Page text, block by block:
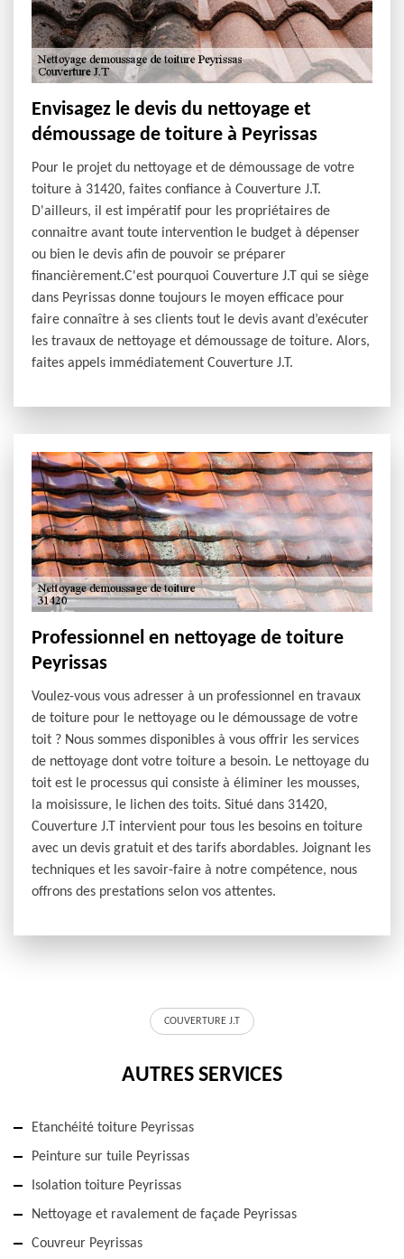
Envisagez le devis du nettoyage et
démoussage de toiture à Peyrissas
Pour le projet du nettoyage et de démoussage de votre
toiture à 31420, faites confiance à Couverture J.T.
D'ailleurs, il est impératif pour les propriétaires de
connaitre avant toute intervention le budget à dépenser
ou bien le devis afin de pouvoir se préparer
financièrement.C'est pourquoi Couverture J.T qui se siège
dans Peyrissas donne toujours le moyen efficace pour
faire connaître à ses clients tout le devis avant d’exécuter
les travaux de nettoyage et démoussage de toiture. Alors,
faites appels immédiatement Couverture J.T.
Professionnel en nettoyage de toiture
Peyrissas
Voulez-vous vous adresser à un professionnel en travaux
de toiture pour le nettoyage ou le démoussage de votre
toit ? Nous sommes disponibles à vous offrir les services
de nettoyage dont votre toiture a besoin. Le nettoyage du
toit est le processus qui consiste à éliminer les mousses,
la moisissure, le lichen des toits. Situé dans 31420,
Couverture J.T intervient pour tous les besoins en toiture
avec un devis gratuit et des tarifs abordables. Joignant les
techniques et les savoir-faire à notre compétence, nous
offrons des prestations selon vos attentes.
COUVERTURE J.T
AUTRES SERVICES
Etanchéité toiture Peyrissas
Peinture sur tuile Peyrissas
Isolation toiture Peyrissas
Nettoyage et ravalement de façade Peyrissas
Couvreur Peyrissas